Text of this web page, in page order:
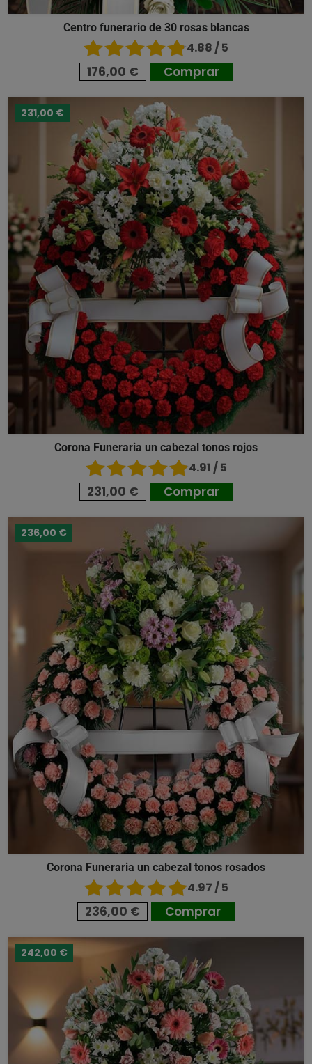
Centro funerario de 30 rosas blancas
4.88 / 5
176,00 € Comprar
231,00 €
Corona Funeraria un cabezal tonos rojos
4.91 / 5
231,00 € Comprar
236,00 €
Corona Funeraria un cabezal tonos rosados
4.97 / 5
236,00 € Comprar
242,00 €